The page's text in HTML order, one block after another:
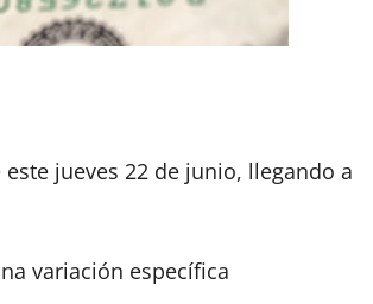
jueves 22 de junio, llegando a
variación específica